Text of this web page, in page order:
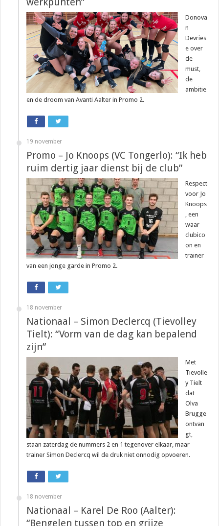
Donova
n
Devries
e over
de
must,
de
ambitie
en de droom van Avanti Aalter in Promo 2.
19 november
Promo – Jo Knoops (VC Tongerlo): “Ik heb
ruim dertig jaar dienst bij de club”
Respect
voor Jo
Knoops
, een
waar
clubico
on en
trainer
van een jonge garde in Promo 2.
18 november
Nationaal – Simon Declercq (Tievolley
Tielt): “Vorm van de dag kan bepalend
zijn”
Met
Tievolle
y Tielt
dat
Olva
Brugge
ontvan
gt,
staan zaterdag de nummers 2 en 1 tegenover elkaar, maar
trainer Simon Declercq wil de druk niet onnodig opvoeren.
18 november
Nationaal – Karel De Roo (Aalter):
“Bengelen tussen top en grijze